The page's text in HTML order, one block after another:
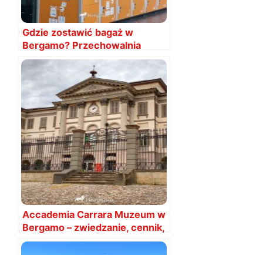
Gdzie zostawić bagaż w
Bergamo? Przechowalnia
bagażu cena
Accademia Carrara Muzeum w
Bergamo – zwiedzanie, cennik,
bilety